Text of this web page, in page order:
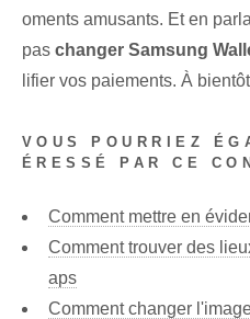
oments amusants. Et en
pas changer Samsung
lifier vos paiements. À
VOUS POURRIEZ
ÉRESSÉ PAR CE
Comment mettre en
Comment trouver des
aps
Comment changer